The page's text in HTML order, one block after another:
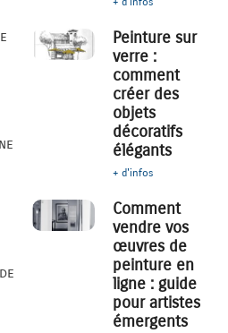
Peinture sur
verre :
comment
créer des
objets
décoratifs
élégants
+ d'infos
Comment
vendre vos
œuvres de
peinture en
ligne : guide
pour artistes
émergents